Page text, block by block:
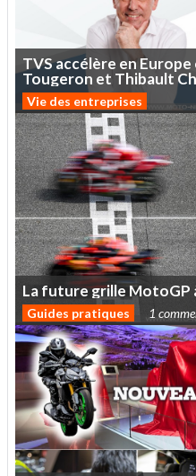
TVSaccélère enEurope
Tougeron et Thibault
Vie des entreprises
Lafuturegrille MotoGP
Guides pratiques 1